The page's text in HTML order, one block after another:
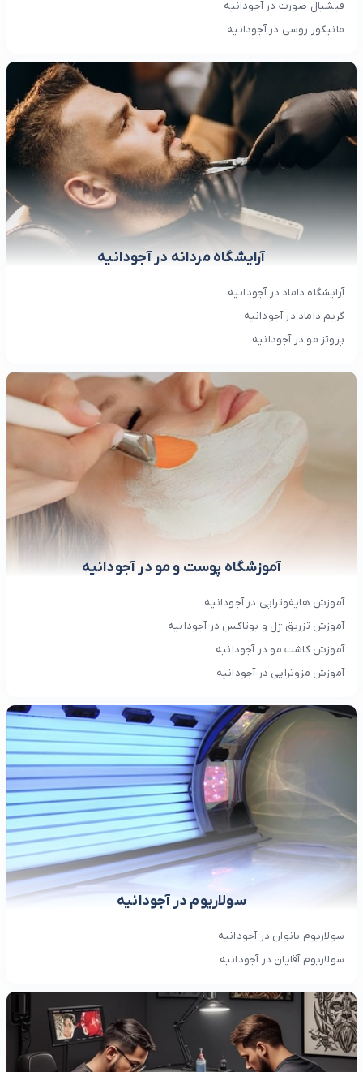
فیشیال صورت در آجودانیه
مانیکور روسی در آجودانیه
آرایشگاه مردانه در آجودانیه
آرایشگاه داماد در آجودانیه
گریم داماد در آجودانیه
پروتز مو در آجودانیه
آموزشگاه پوست و مو در آجودانیه
آموزش هایفوتراپی در آجودانیه
آموزش تزریق ژل و بوتاکس در آجودانیه
آموزش کاشت مو در آجودانیه
آموزش مزوتراپی در آجودانیه
سولاریوم در آجودانیه
سولاریوم بانوان در آجودانیه
سولاریوم آقایان در آجودانیه